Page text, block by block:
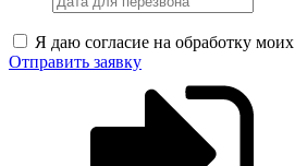
Я даю согласие на обработку моих
Отправить заявку